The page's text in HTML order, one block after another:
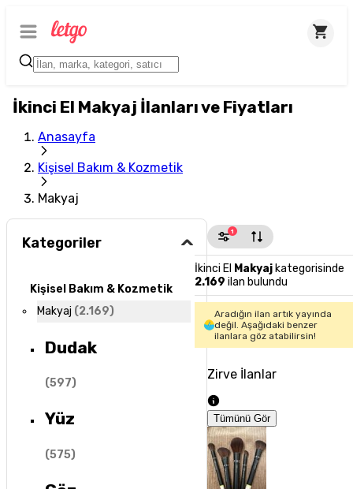
İkinci El Makyaj İlanları ve Fiyatları
Anasayfa
Kişisel Bakım & Kozmetik
Makyaj
Kategoriler
Kişisel Bakım & Kozmetik
Makyaj (2.169)
Dudak
(597)
Yüz
(575)
1
İkinci El Makyajkategorisinde
2.169 ilan bulundu
Aradığın ilan artık yayında
değil. Aşağıdaki benzer
ilanlara göz atabilirsin!
Zirve İlanlar
Tümünü Gör